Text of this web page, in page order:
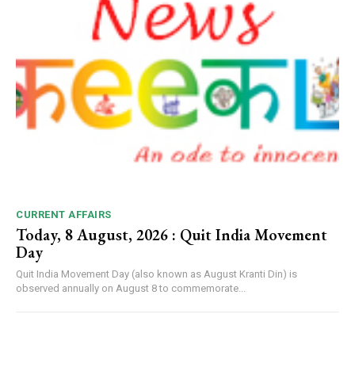
CURRENT AFFAIRS
Today, 8 August, 2026 : Quit India Movement
Day
Quit India Movement Day (also known as August Kranti Din) is
observed annually on August 8 to commemorate...